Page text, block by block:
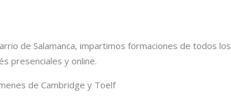
de Salamanca, impartimos formaciones de todos los
presenciales y online.
de Cambridge y Toelf